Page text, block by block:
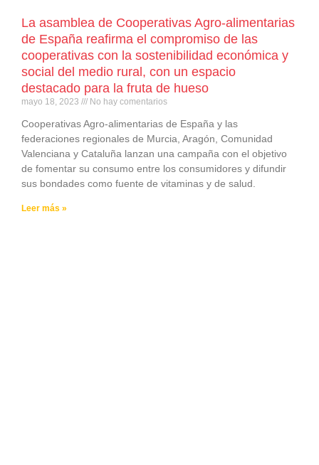
La asamblea de Cooperativas Agro-alimentarias
de España reafirma el compromiso de las
cooperativas con la sostenibilidad económica y
social del medio rural, con un espacio
destacado para la fruta de hueso
mayo 18, 2023 No hay comentarios
Cooperativas Agro-alimentarias de España y las
federaciones regionales de Murcia, Aragón, Comunidad
Valenciana y Cataluña lanzan una campaña con el objetivo
de fomentar su consumo entre los consumidores y difundir
sus bondades como fuente de vitaminas y de salud.
Leer más »